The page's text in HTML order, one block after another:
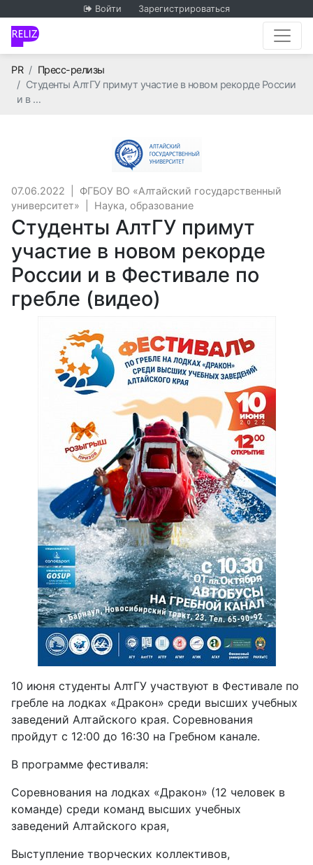
Войти Зарегистрироваться
PRГлавная
Пресс-релизы
Студенты АлтГУ примут участие в новом рекорде России
и в …
07.06.2022
ФГБОУ ВО «Алтайский государственный
университет»
Наука, образование
Студенты АлтГУ примут
участие в новом рекорде
России и в Фестивале по
гребле (видео)
10 июня студенты АлтГУ участвуют в Фестивале по
гребле на лодках «Дракон» среди высших учебных
заведений Алтайского края. Соревнования
пройдут с 12:00 до 16:30 на Гребном канале.
В программе фестиваля:
Соревнования на лодках «Дракон» (12 человек в
команде) среди команд высших учебных
заведений Алтайского края,
Выступление творческих коллективов,